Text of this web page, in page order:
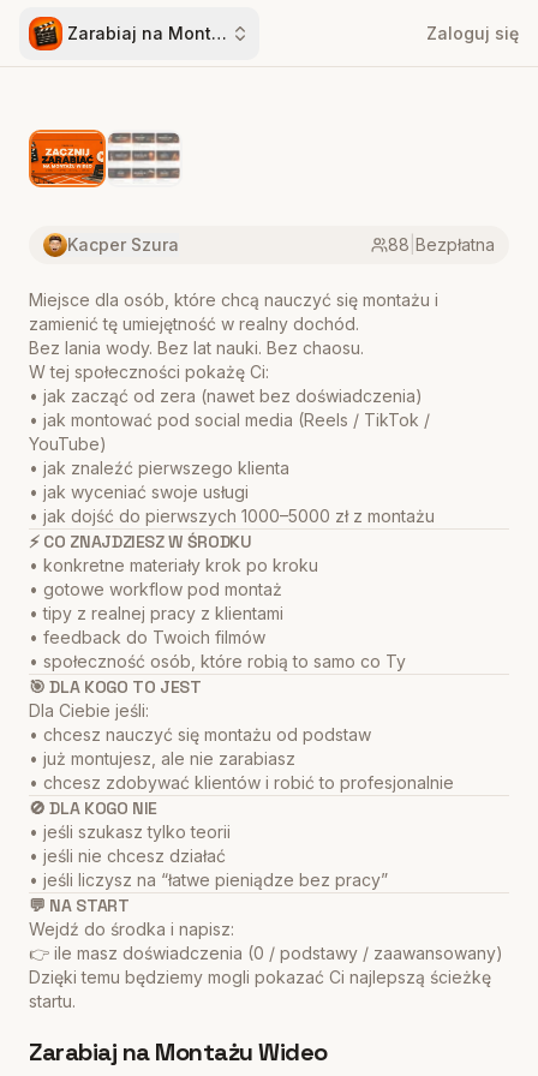
Zarabiaj na Montażu Wideo Zaloguj się
Kacper Szura 88 Bezpłatna
Miejsce dla osób, które chcą nauczyć się montażu i
zamienić tę umiejętność w realny dochód.
Bez lania wody. Bez lat nauki. Bez chaosu.
W tej społeczności pokażę Ci:
• jak zacząć od zera (nawet bez doświadczenia)
• jak montować pod social media (Reels / TikTok /
YouTube)
• jak znaleźć pierwszego klienta
• jak wyceniać swoje usługi
• jak dojść do pierwszych 1000–5000 zł z montażu
⚡ CO ZNAJDZIESZ W ŚRODKU
• konkretne materiały krok po kroku
• gotowe workflow pod montaż
• tipy z realnej pracy z klientami
• feedback do Twoich filmów
• społeczność osób, które robią to samo co Ty
🎯 DLA KOGO TO JEST
Dla Ciebie jeśli:
• chcesz nauczyć się montażu od podstaw
• już montujesz, ale nie zarabiasz
• chcesz zdobywać klientów i robić to profesjonalnie
🚫 DLA KOGO NIE
• jeśli szukasz tylko teorii
• jeśli nie chcesz działać
• jeśli liczysz na “łatwe pieniądze bez pracy”
💬 NA START
Wejdź do środka i napisz:
👉 ile masz doświadczenia (0 / podstawy / zaawansowany)
Dzięki temu będziemy mogli pokazać Ci najlepszą ścieżkę
startu.
Zarabiaj na Montażu Wideo